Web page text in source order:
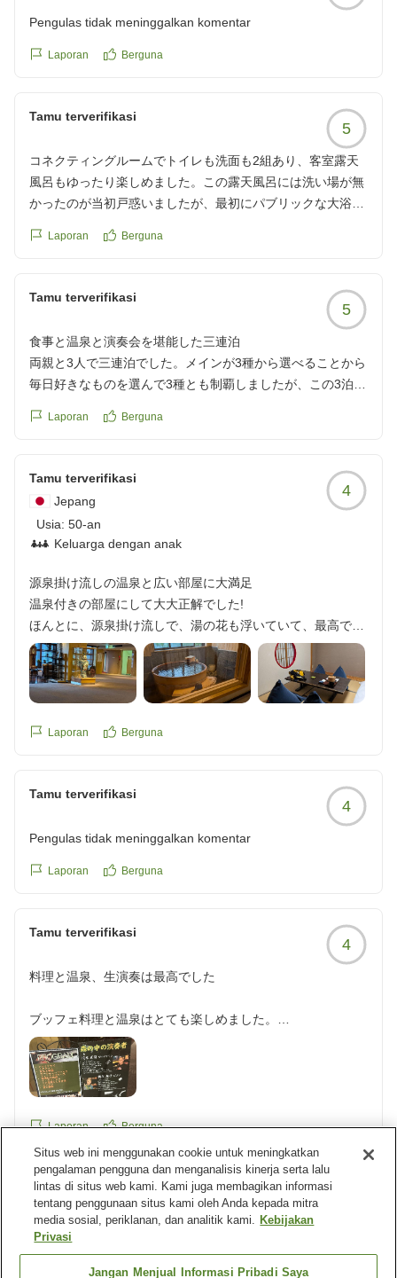
Pengulas tidak meninggalkan komentar
Laporan Berguna
Tamu terverifikasi
5
コネクティングルームでトイレも洗面も2組あり、客室露天
風呂もゆったり楽しめました。この露天風呂には洗い場が無
かったのが当初戸惑いましたが、最初にパブリックな大浴場
のでまったく問題ありませんでした。
シアのクラフトビールをいただき、ずいぶん長い時間、楽し
ロビーにはフリーのドリンクとアイスのサービスがあり、嬉
しかったです。
乳児と幼児連れでしたが、随所でご配慮いただき、安心して
過ごすことができました。
reviewId=33123478309884
Laporan Berguna
Tamu terverifikasi
5
食事と温泉と演奏会を堪能した三連泊
両親と3人で三連泊でした。メインが3種から選べることから
毎日好きなものを選んで3種とも制覇しましたが、この3泊で
が恐怖です。
けのトッピングのようなものがあるとお粥が充実してよさそ
温泉も男女日替わりで両方の湯船を楽しみましたが、3泊目
最後の露天でクワガタさんが登場していましたが、これは子
供が喜んで持ち帰りそうですね(笑)
演奏会は毎日演目や楽器も違い、3日目の晩のバイオリンと
ピアノのご夫婦の演奏を間近で楽しみました。音楽はもっと
自由に肩ひじはらずに聴けるといいと思っているので、こう
来年の夏も、今度は天気が良くなることを祈りながらまたニ
セコにお邪魔したいです。
他の画像やクチコミの詳細はこちらから
Laporan Berguna
Tamu terverifikasi
Jepang
Usia: 50-an
Keluarga dengan anak
4
源泉掛け流しの温泉と広い部屋に大満足
温泉付きの部屋にして大大正解でした!
ほんとに、源泉掛け流しで、湯の花も浮いていて、最高でし
た!何回も入りました!
部屋もとても広くてビックリするくらいでした。
そこだけが、残念でした、、
クチコミの詳細はこちらから
Laporan Berguna
Tamu terverifikasi
4
Pengulas tidak meninggalkan komentar
Laporan Berguna
Tamu terverifikasi
4
料理と温泉、生演奏は最高でした
ブッフェ料理と温泉はとても楽しめました。
夜の生演奏も素晴らしくとても良い思い出になりました。
朝にホテル近くを散策していたら、火事に遭遇しました。
クチコミの詳細はこちらから
reviewId=33123478255422
Laporan Berguna
Tamu terverifikasi
Pengulas tidak meninggalkan komentar
Berguna
Situs web ini menggunakan cookie untuk meningkatkan
pengalaman pengguna dan menganalisis kinerja serta lalu
lintas di situs web kami. Kami juga membagikan informasi
tentang penggunaan situs kami oleh Anda kepada mitra
media sosial, periklanan, dan analitik kami. Kebijakan
Privasi
Jangan Menjual Informasi Pribadi Saya